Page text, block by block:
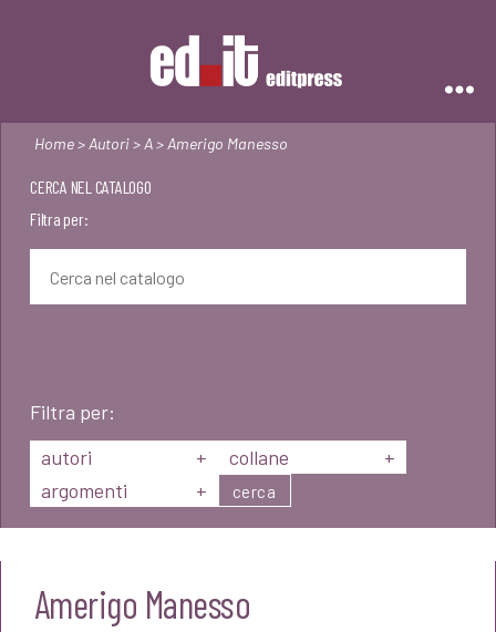
Home> Autori> A> Amerigo Manesso
CERCA NEL CATALOGO
Filtra per:
Filtra per:
autori
+ collane
+
argomenti
+ cerca
Amerigo Manesso